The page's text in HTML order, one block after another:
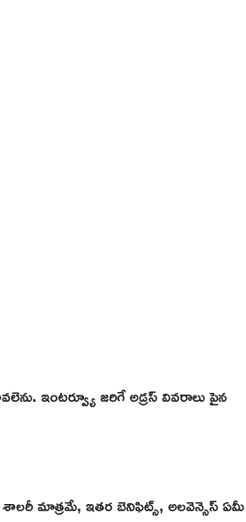
ఇంటర్వ్యూ జరిగే అడ్రస్ వివరాలు పైన
శాలరీ మాత్రమే, ఇతర బెనిఫిట్స్, అలవెన్సెస్ ఏమీ